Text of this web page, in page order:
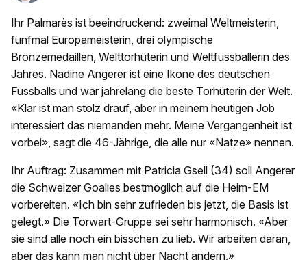
Ihr Palmarès ist beeindruckend: zweimal Weltmeisterin,
fünfmal Europameisterin, drei olympische
Bronzemedaillen, Welttorhüterin und Weltfussballerin des
Jahres. Nadine Angerer ist eine Ikone des deutschen
Fussballs und war jahrelang die beste Torhüterin der Welt.
«Klar ist man stolz drauf, aber in meinem heutigen Job
interessiert das niemanden mehr. Meine Vergangenheit ist
vorbei», sagt die 46-Jährige, die alle nur «Natze» nennen.
Ihr Auftrag: Zusammen mit Patricia Gsell (34) soll Angerer
die Schweizer Goalies bestmöglich auf die Heim-EM
vorbereiten. «Ich bin sehr zufrieden bis jetzt, die Basis ist
gelegt.» Die Torwart-Gruppe sei sehr harmonisch. «Aber
sie sind alle noch ein bisschen zu lieb. Wir arbeiten daran,
aber das kann man nicht über Nacht ändern.»